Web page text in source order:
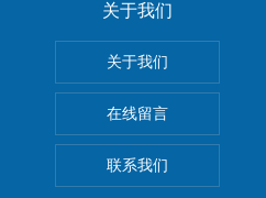
关于我们
关于我们
在线留言
联系我们